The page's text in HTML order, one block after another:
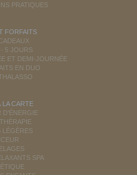
PRATIQUES
FORFAITS
5 JOURS
ET DEMI-JOURNÉE
EN DUO
LA CARTE
D'ÉNERGIE
LÉGÈRES
SPA